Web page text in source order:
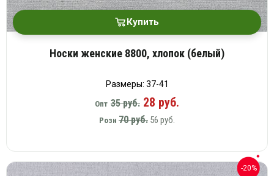
Купить
Носки женские 8800, хлопок (белый)
Размеры: 37-41
Опт 35 руб. 28 руб.
Розн 70 руб. 56 руб.
-20%